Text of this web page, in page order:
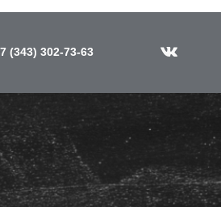
(343) 302-73-63